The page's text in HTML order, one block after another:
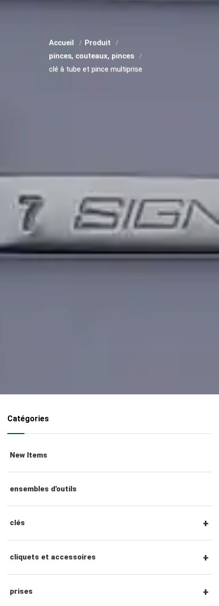
Accueil
Produit
pinces, couteaux, pinces
clé à tube et pince multiprise
Catégories
New Items
ensembles d'outils
clés
clés mixtes
clés mixtes à cliquet
cliquets et accessoires
Cliquets et accessoires à entraînement
prises